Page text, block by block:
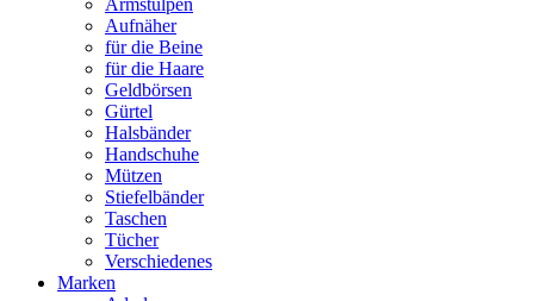
Aufnäher
für die Beine
für die Haare
Geldbörsen
Gürtel
Halsbänder
Handschuhe
Mützen
Stiefelbänder
Taschen
Tücher
Verschiedenes
Marken